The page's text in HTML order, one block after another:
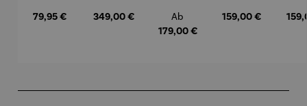
Stereorad
Regulärer Preis:
79,95 €
ieler | inkl.
Regulärer Preis:
349,00 € Regulärer Preis:
Ab
179,00 €
Regulärer Preis:
159,00 €